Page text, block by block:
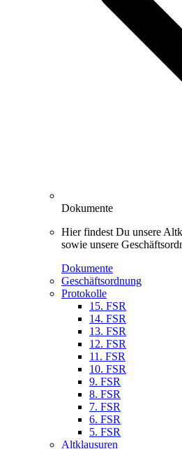
Dokumente
Hier findest Du unsere
sowie unsere
Dokumente
Geschäftsordnung
Protokolle
15. FSR
14. FSR
13. FSR
12. FSR
11. FSR
10. FSR
9. FSR
8. FSR
7. FSR
6. FSR
5. FSR
Altklausuren